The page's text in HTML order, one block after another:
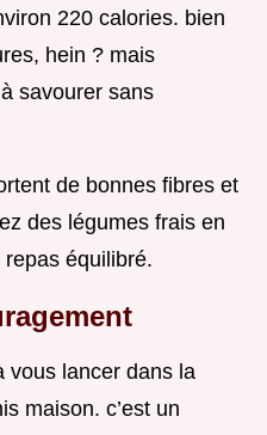
220 calories. bien
hein ? mais
savourer sans
de bonnes fibres et
des légumes frais en
équilibré.
vous lancer dans la
maison. c’est un